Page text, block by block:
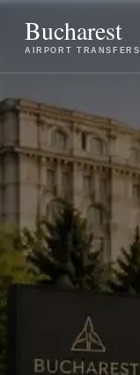
Bucharest
AIRPORT TRANSFERS